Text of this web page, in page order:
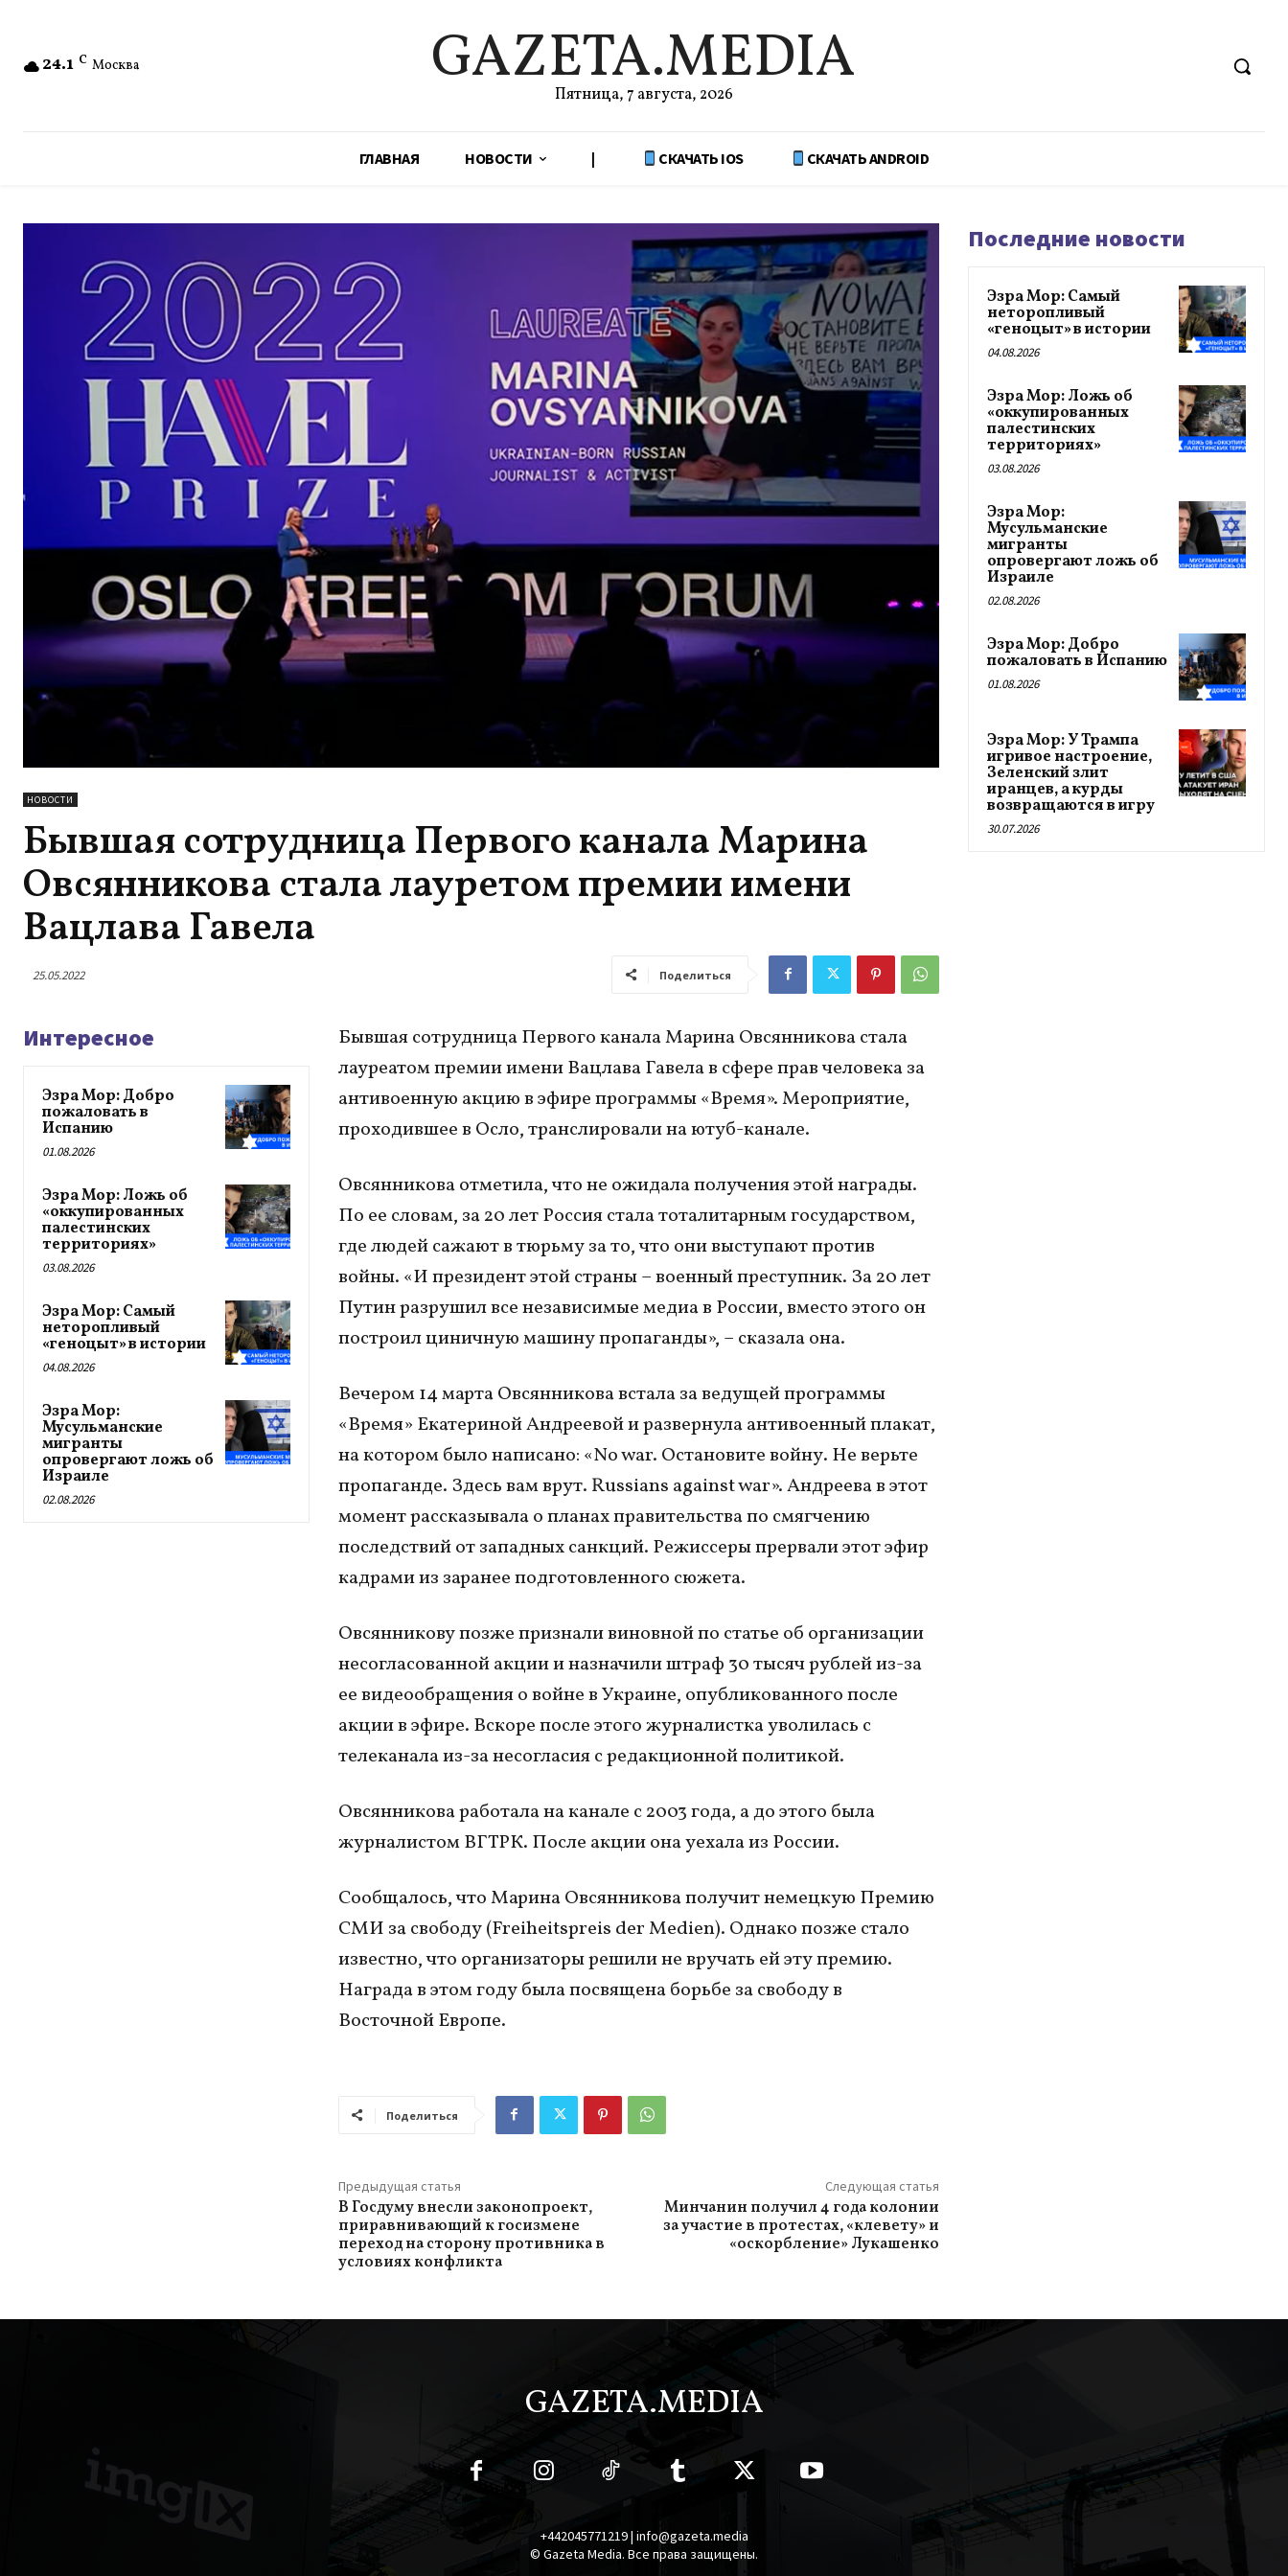
24.1 C Москва GAZETA.MEDIA
Пятница, 7 августа, 2026
ГЛАВНАЯ НОВОСТИ | СКАЧАТЬ IOS СКАЧАТЬ ANDROID
НОВОСТИ
Бывшая сотрудница Первого канала Марина
Овсянникова стала лауретом премии имени
Вацлава Гавела
25.05.2022 Поделиться
Интересное
Эзра Мор: Добро
пожаловать в
Испанию
01.08.2026
Эзра Мор: Ложь об
«оккупированных
палестинских
территориях»
03.08.2026
Эзра Мор: Самый
неторопливый
«геноцыт» в истории
04.08.2026
Эзра Мор:
Мусульманские
мигранты
опровергают ложь об
Израиле
02.08.2026
Бывшая сотрудница Первого канала Марина Овсянникова стала
лауреатом премии имени Вацлава Гавела в сфере прав человека за
антивоенную акцию в эфире программы «Время». Мероприятие,
проходившее в Осло, транслировали на ютуб-канале.
Овсянникова отметила, что не ожидала получения этой награды.
По ее словам, за 20 лет Россия стала тоталитарным государством,
где людей сажают в тюрьму за то, что они выступают против
войны. «И президент этой страны – военный преступник. За 20 лет
Путин разрушил все независимые медиа в России, вместо этого он
построил циничную машину пропаганды», – сказала она.
Вечером 14 марта Овсянникова встала за ведущей программы
«Время» Екатериной Андреевой и развернула антивоенный плакат,
на котором было написано: «No war. Остановите войну. Не верьте
пропаганде. Здесь вам врут. Russians against war». Андреева в этот
момент рассказывала о планах правительства по смягчению
последствий от западных санкций. Режиссеры прервали этот эфир
кадрами из заранее подготовленного сюжета.
Овсянникову позже признали виновной по статье об организации
несогласованной акции и назначили штраф 30 тысяч рублей из-за
ее видеообращения о войне в Украине, опубликованного после
акции в эфире. Вскоре после этого журналистка уволилась с
телеканала из-за несогласия с редакционной политикой.
Овсянникова работала на канале с 2003 года, а до этого была
журналистом ВГТРК. После акции она уехала из России.
Сообщалось, что Марина Овсянникова получит немецкую Премию
СМИ за свободу (Freiheitspreis der Medien). Однако позже стало
известно, что организаторы решили не вручать ей эту премию.
Награда в этом году была посвящена борьбе за свободу в
Восточной Европе.
Поделиться
Предыдущая статья
В Госдуму внесли законопроект,
приравнивающий к госизмене
переход на сторону противника в
условиях конфликта
Следующая статья
Минчанин получил 4 года колонии
за участие в протестах, «клевету» и
«оскорбление» Лукашенко
Последние новости
Эзра Мор: Самый
неторопливый
«геноцыт» в истории
04.08.2026
Эзра Мор: Ложь об
«оккупированных
палестинских
территориях»
03.08.2026
Эзра Мор:
Мусульманские
мигранты
опровергают ложь об
Израиле
02.08.2026
Эзра Мор: Добро
пожаловать в Испанию
01.08.2026
Эзра Мор: У Трампа
игривое настроение,
Зеленский злит
иранцев, а курды
возвращаются в игру
30.07.2026
GAZETA.MEDIA
+442045771219 | info@gazeta.media
© Gazeta Media. Все права защищены.